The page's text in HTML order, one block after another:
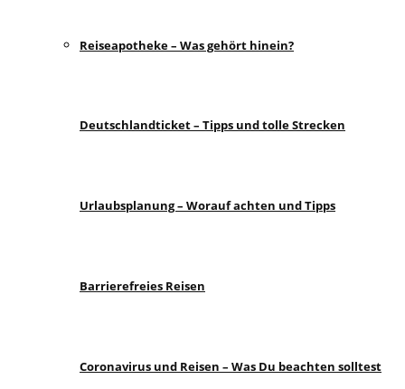
Reiseapotheke – Was gehört hinein?
Deutschlandticket – Tipps und tolle Strecken
Urlaubsplanung – Worauf achten und Tipps
Barrierefreies Reisen
Coronavirus und Reisen – Was Du beachten solltest